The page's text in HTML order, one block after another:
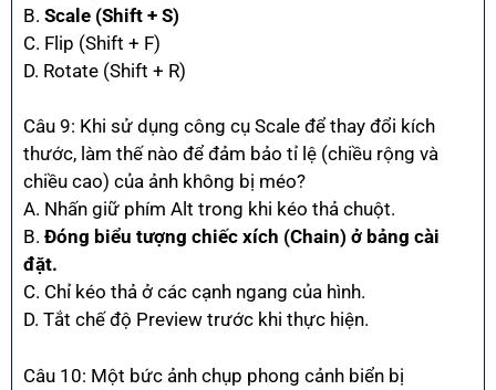
B. Scale (Shift + S)
C. Flip (Shift + F)
D. Rotate (Shift + R)
Câu 9: Khi sử dụng công cụ Scale để thay đổi kích
thước, làm thế nào để đảm bảo tỉ lệ (chiều rộng và
chiều cao) của ảnh không bị méo?
A. Nhấn giữ phím Alt trong khi kéo thả chuột.
B. Đóng biểu tượng chiếc xích (Chain) ở bảng cài
đặt.
C. Chỉ kéo thả ở các cạnh ngang của hình.
D. Tắt chế độ Preview trước khi thực hiện.
Câu 10: Một bức ảnh chụp phong cảnh biển bị